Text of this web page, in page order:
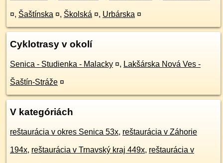
¤, Šaštínska ¤, Školská ¤, Urbárska ¤
Cyklotrasy v okolí
Senica - Studienka - Malacky ¤, Lakšárska Nová Ves -
Šaštín-Stráže ¤
V kategóriách
reštaurácia v okres Senica 53x, reštaurácia v Záhorie
194x, reštaurácia v Trnavský kraj 449x, reštaurácia v